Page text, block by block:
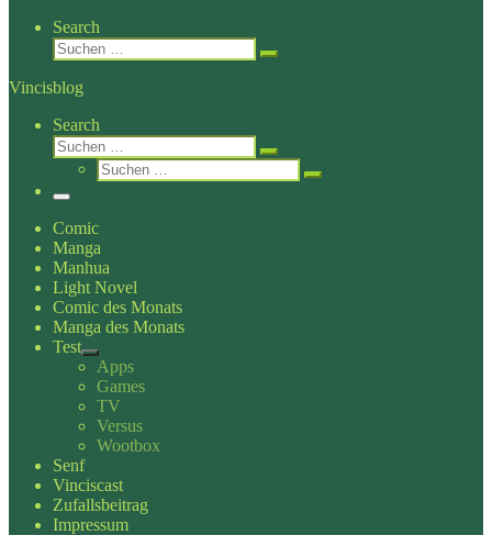
Search
Suche
Suchen …
Vincisblog
Search
Suche
Suchen …
Suche
Suchen …
Menü
Comic
Manga
Manhua
Light Novel
Comic des Monats
Manga des Monats
Test
Apps
Games
TV
Versus
Wootbox
Senf
Vinciscast
Zufallsbeitrag
Impressum